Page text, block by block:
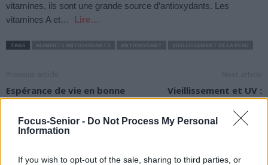
Focus-Senior - Do Not Process My Personal
Information
If you wish to opt-out of the sale, sharing to third parties, or
vitamines, ils sont une grande source d’antioxydants. Les
vitamines A et…
Lire…
TAGS
Espérance de vie en bonne
santé : la définition
Vieillissement et UV :
comment bien se protéger
du soleil ?